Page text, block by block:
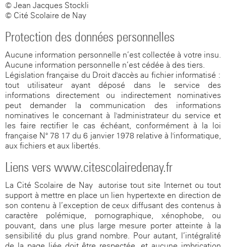
© Jean Jacques Stockli
© Cité Scolaire de Nay
Protection des données personnelles
Aucune information personnelle n’est collectée à votre insu.
Aucune information personnelle n’est cédée à des tiers.
Législation française du Droit d'accès au fichier informatisé :
tout utilisateur ayant déposé dans le service des
informations directement ou indirectement nominatives
peut demander la communication des informations
nominatives le concernant à l'administrateur du service et
les faire rectifier le cas échéant, conformément à la loi
française N° 78-17 du 6 janvier 1978 relative à l'informatique,
aux fichiers et aux libertés.
Liens vers www.citescolairedenay.fr
La Cité Scolaire de Nay autorise tout site Internet ou tout
support à mettre en place un lien hypertexte en direction de
son contenu à l’exception de ceux diffusant des contenus à
caractère polémique, pornographique, xénophobe, ou
pouvant, dans une plus large mesure porter atteinte à la
sensibilité du plus grand nombre. Pour autant, l’intégralité